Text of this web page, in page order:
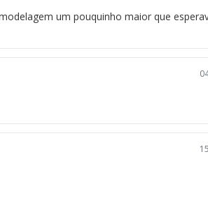
um pouquinho maior que